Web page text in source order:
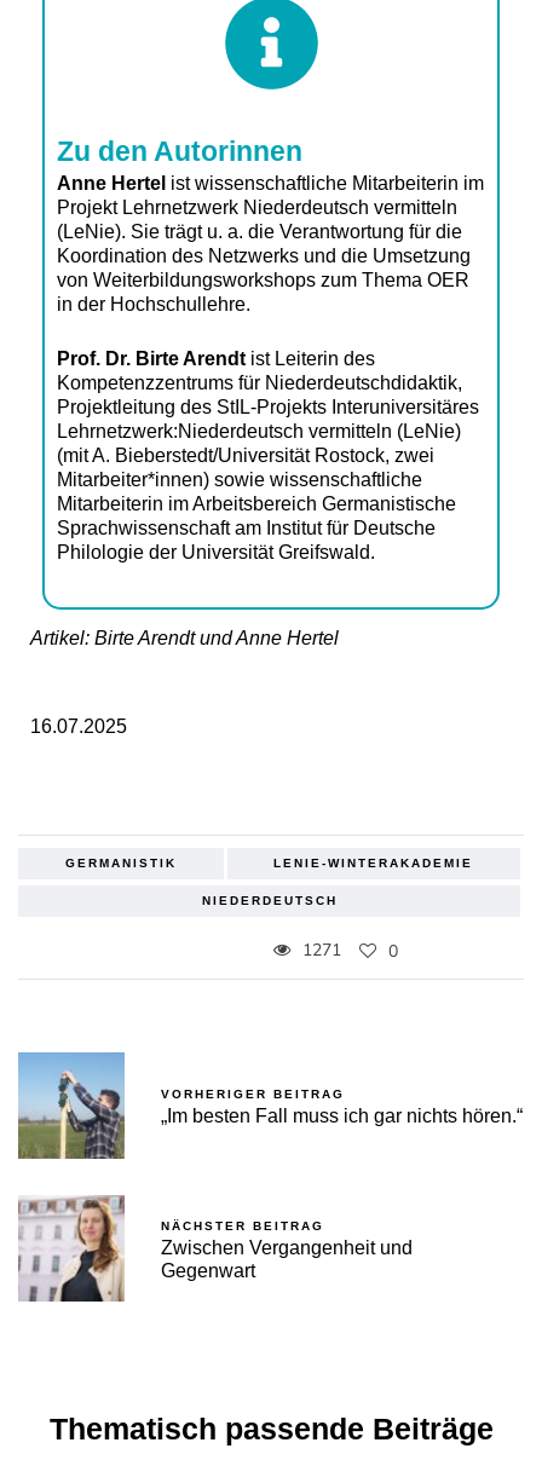
Zu den Autorinnen
Anne Hertel ist wissenschaftliche Mitarbeiterin im
Projekt Lehrnetzwerk Niederdeutsch vermitteln
(LeNie). Sie trägt u. a. die Verantwortung für die
Koordination des Netzwerks und die Umsetzung
von Weiterbildungsworkshops zum Thema OER
in der Hochschullehre.
Prof. Dr. Birte Arendt ist Leiterin des
Kompetenzzentrums für Niederdeutschdidaktik,
Projektleitung des StIL-Projekts Interuniversitäres
Lehrnetzwerk:Niederdeutsch vermitteln (LeNie)
(mit A. Bieberstedt/Universität Rostock, zwei
Mitarbeiter*innen) sowie wissenschaftliche
Mitarbeiterin im Arbeitsbereich Germanistische
Sprachwissenschaft am Institut für Deutsche
Philologie der Universität Greifswald.
Artikel: Birte Arendt und Anne Hertel
16.07.2025
GERMANISTIK LENIE-WINTERAKADEMIE
NIEDERDEUTSCH
1271 0
VORHERIGER BEITRAG
„Im besten Fall muss ich gar nichts hören.“
NÄCHSTER BEITRAG
Zwischen Vergangenheit und
Gegenwart
Thematisch passende Beiträge